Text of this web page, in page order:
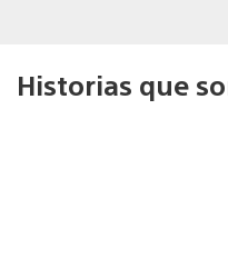
Historias que